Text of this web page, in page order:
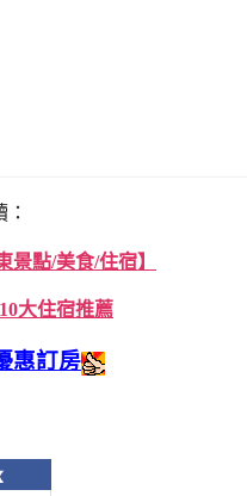
景點/美食/住宿】
大住宿推薦
惠訂房